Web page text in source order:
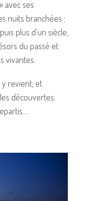
avec ses
nuits branchées ;
plus d’un siècle,
du passé et
vivantes.
y revient, et
découvertes.